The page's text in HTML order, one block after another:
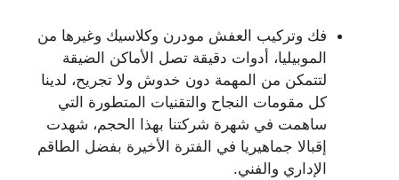
فك وتركيب العفش مودرن وكلاسيك وغيرها من
الموبيليا، أدوات دقيقة تصل الأماكن الضيقة
لتتمكن من المهمة دون خدوش ولا تجريح، لدينا
كل مقومات النجاح والتقنيات المتطورة التي
ساهمت في شهرة شركتنا بهذا الحجم، شهدت
إقبالا جماهيريا في الفترة الأخيرة بفضل الطاقم
الإداري والفني.